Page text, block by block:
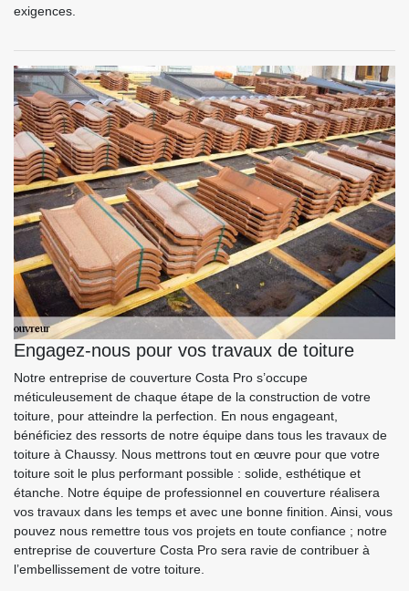
exigences.
Engagez-nous pour vos travaux de toiture
Notre entreprise de couverture Costa Pro s’occupe
méticuleusement de chaque étape de la construction de votre
toiture, pour atteindre la perfection. En nous engageant,
bénéficiez des ressorts de notre équipe dans tous les travaux de
toiture à Chaussy. Nous mettrons tout en œuvre pour que votre
toiture soit le plus performant possible : solide, esthétique et
étanche. Notre équipe de professionnel en couverture réalisera
vos travaux dans les temps et avec une bonne finition. Ainsi, vous
pouvez nous remettre tous vos projets en toute confiance ; notre
entreprise de couverture Costa Pro sera ravie de contribuer à
l’embellissement de votre toiture.